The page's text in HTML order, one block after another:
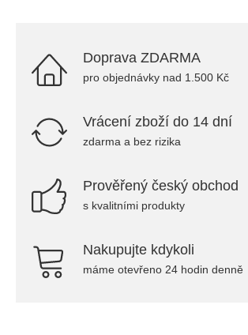
Doprava ZDARMA
pro objednávky nad 1.500 Kč
Vrácení zboží do 14 dní
zdarma a bez rizika
Prověřený český obchod
s kvalitními produkty
Nakupujte kdykoli
máme otevřeno 24 hodin denně